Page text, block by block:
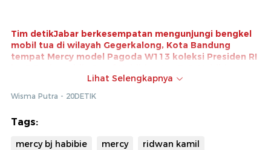
Tim detikJabar berkesempatan mengunjungi bengkel
mobil tua di wilayah Gegerkalong, Kota Bandung
tempat Mercy model Pagoda W113 koleksi Presiden RI
Diketahui, mobil antik itu telah dibeli oleh eks Gubernur
untuk dilakukan perbaikan mesin dan eksterior.
Lihat Selengkapnya
Wisma Putra - 20DETIK
Tags:
mercy bj habibie mercy ridwan kamil